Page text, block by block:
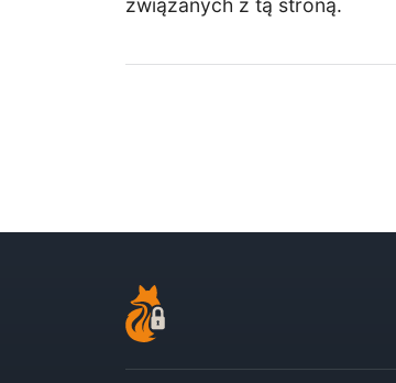
związanych z tą stroną.